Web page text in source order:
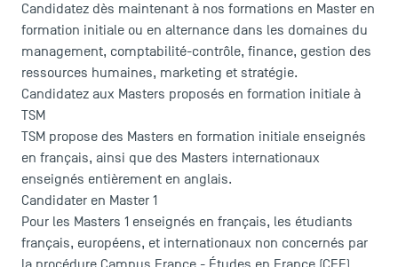
Candidatez dès maintenant à nos formations en Master en
formation initiale ou en alternance dans les domaines du
management, comptabilité-contrôle, finance, gestion des
ressources humaines, marketing et stratégie.
Candidatez aux Masters proposés en formation initiale à
TSM
TSM propose des Masters en formation initiale enseignés
en français, ainsi que des Masters internationaux
enseignés entièrement en anglais.
Candidater en Master 1
Pour les Masters 1 enseignés en français, les étudiants
français, européens, et internationaux non concernés par